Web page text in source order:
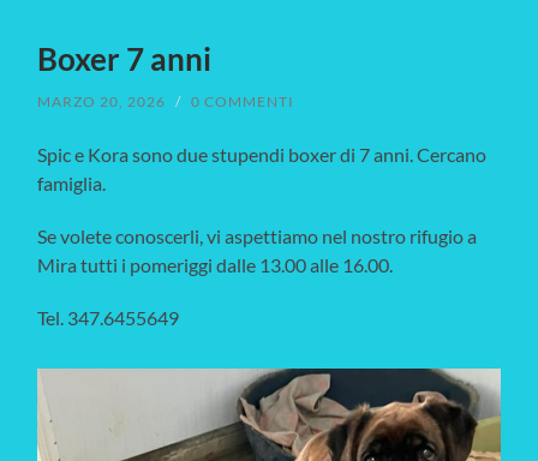
Boxer 7 anni
MARZO 20, 2026 / 0 COMMENTI
Spic e Kora sono due stupendi boxer di 7 anni. Cercano
famiglia.
Se volete conoscerli, vi aspettiamo nel nostro rifugio a
Mira tutti i pomeriggi dalle 13.00 alle 16.00.
Tel. 347.6455649